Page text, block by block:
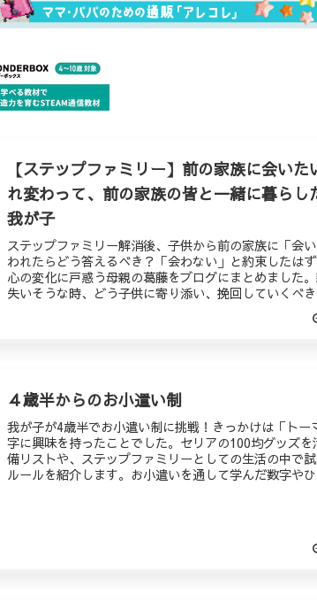
【ステップファミリー】前の家族に会いた
れ変わって、前の家族の皆と一緒に暮らし
我が子
ステップファミリー解消後、子供から前の家族に「会
われたらどう答えるべき？「会わない」と約束したは
心の変化に戸惑う母親の葛藤をブログにまとめました
失いそうな時、どう子供に寄り添い、挽回していくべ
４歳半からのお小遣い制
我が子が4歳半でお小遣い制に挑戦！きっかけは「トー
字に興味を持ったことでした。セリアの100均グッズを
備リストや、ステップファミリーとしての生活の中で
ルールを紹介します。お小遣いを通して学んだ数字や